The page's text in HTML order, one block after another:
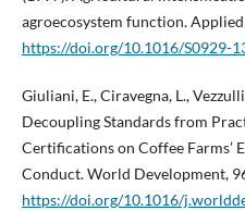
agroecosystem function. Applied
https://doi.org/10.1016/S0929-
Giuliani, E., Ciravegna, L.,
Decoupling Standards from
Certifications on Coffee Farms’
Conduct. World Development,
https://doi.org/10.1016/